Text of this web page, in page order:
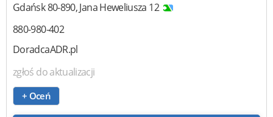
Gdańsk80-890,Jana Heweliusza 12
880-980-402
DoradcaADR.pl
zgłoś do aktualizacji
+ Oceń